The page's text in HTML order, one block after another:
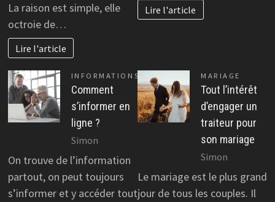
La raison est simple, elle
octroie de…
Lire l'article
Lire l'article
INFORMATIONS
Comment
s’informer en
ligne ?
Simon
On trouve de l’information
partout, on peut toujours
s’informer et y accéder tout
MARIAGE
Tout l’intérêt
d’engager un
traiteur pour
son mariage
Simon
Le mariage est le plus grand
jour de tous les couples. Il